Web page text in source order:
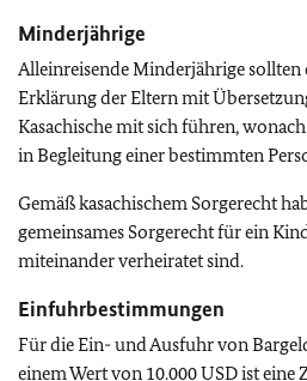
Minderjährige
Alleinreisende Minderjährige
Erklärung der Eltern mit
Kasachische mit sich führen,
in Begleitung einer bestimmten
Gemäß kasachischem Sorgerecht
gemeinsames Sorgerecht für ein
miteinander verheiratet sind.
Einfuhrbestimmungen
Für die Ein- und Ausfuhr von
einem Wert von 10.000 USD ist